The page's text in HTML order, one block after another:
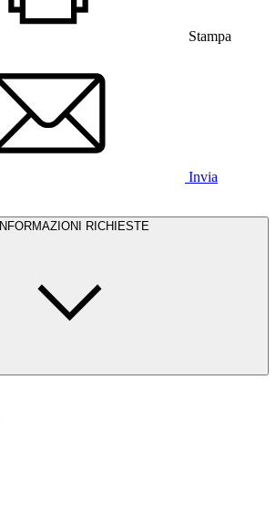
Stampa
Invia
INFORMAZIONI RICHIESTE